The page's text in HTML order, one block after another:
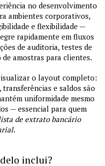
no desenvolvimento
ambientes corporativos,
e flexibilidade —
rapidamente em fluxos
de auditoria, testes de
amostras para clientes.
o layout completo:
e saldos são
uniformidade mesmo
— essencial para quem
de extrato bancário
.
inclui?